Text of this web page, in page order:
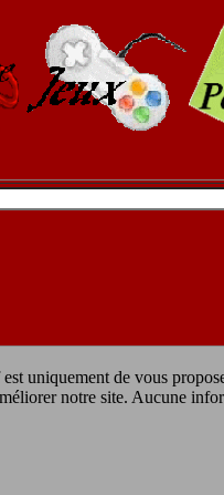
uniquement de vous
notre site. Aucune
: